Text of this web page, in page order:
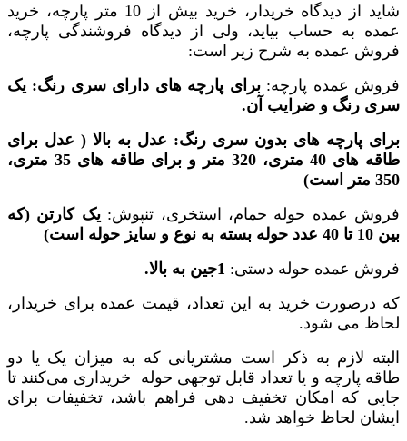
شاید از دیدگاه خریدار، خرید بیش از 10 متر پارچه، خرید
عمده به حساب بیاید، ولی از دیدگاه فروشندگی پارچه،
فروش عمده به شرح زیر است:
فروش عمده پارچه: برای پارچه های دارای سری رنگ: یک
سری رنگ و ضرایب آن.
برای پارچه های بدون سری رنگ: عدل به بالا ( عدل برای
طاقه های 40 متری، 320 متر و برای طاقه های 35 متری،
350 متر است)
فروش عمده حوله حمام، استخری، تنپوش:یک کارتن (که
بین 10 تا 40 عدد حوله بسته به نوع و سایز حوله است)
فروش عمده حوله دستی: 1جین به بالا.
که درصورت خرید به این تعداد، قیمت عمده برای خریدار،
لحاظ می شود.
البته لازم به ذکر است مشتریانی که به میزان یک یا دو
طاقه پارچه و یا تعداد قابل توجهی حوله خریداری می‌کنند تا
جایی که امکان تخفیف دهی فراهم باشد، تخفیفات برای
ایشان لحاظ خواهد شد.